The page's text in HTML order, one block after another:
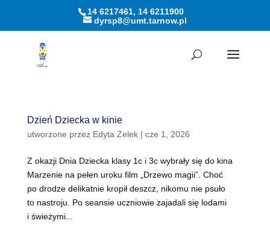
Otwórz pasek narzędzi
14 6217461, 14 6211900
dyrsp8@umt.tarnow.pl
Dzień Dziecka w kinie
utworzone przez Edyta Zelek| cze 1, 2026
Z okazji Dnia Dziecka klasy 1c i 3c wybrały się do kina
Marzenie na pełen uroku film „Drzewo magii”. Choć
po drodze delikatnie kropił deszcz, nikomu nie psuło
to nastroju. Po seansie uczniowie zajadali się lodami
i świeżymi...